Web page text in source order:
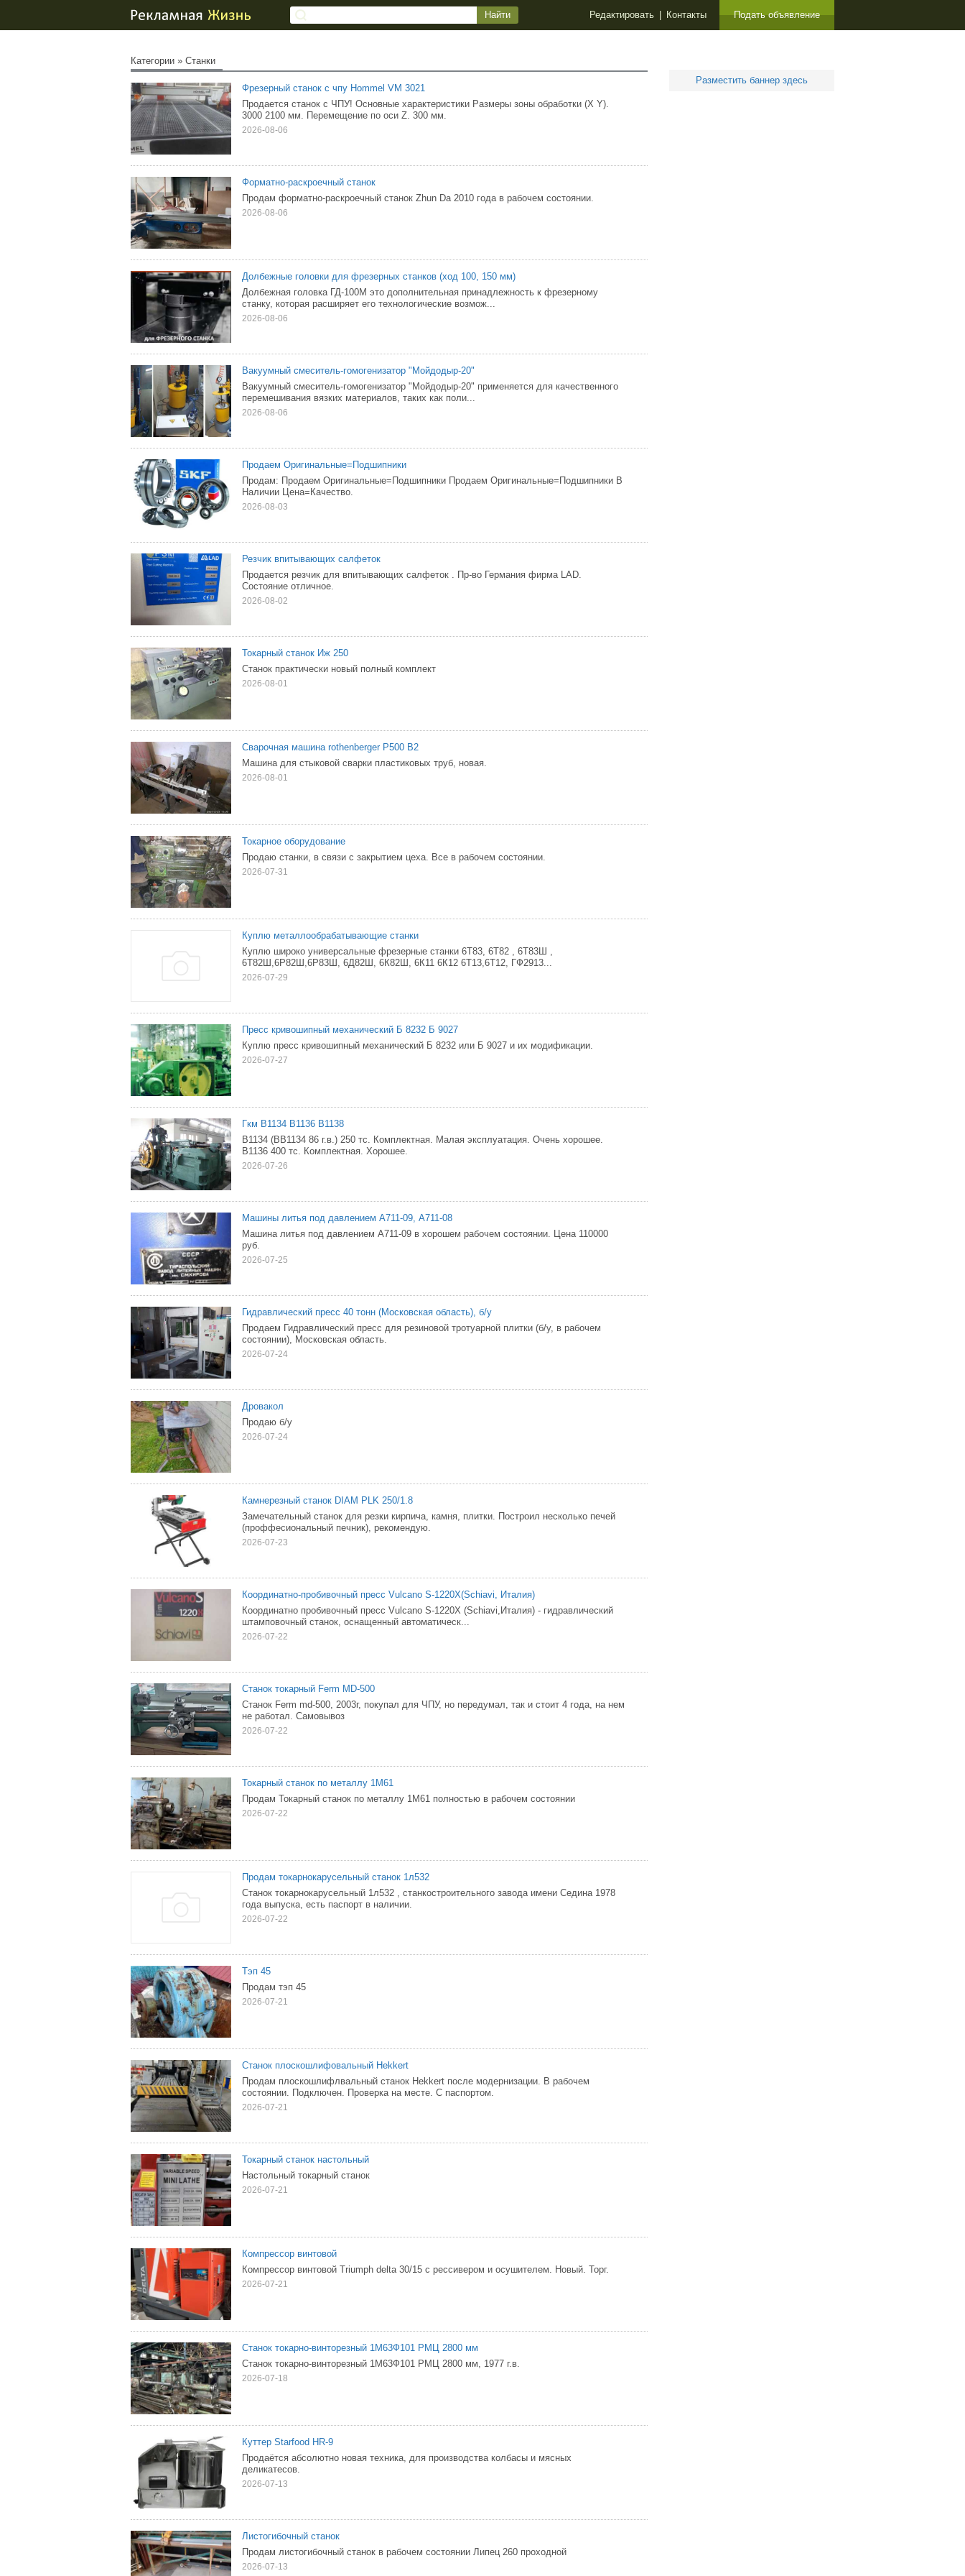
Подать объявление
Редактировать Контакты
Категории » Станки
Фрезерный станок с чпу Hommel VM 3021
Продается станок с ЧПУ! Основные характеристики Размеры зоны обработки (X Y).
3000 2100 мм. Перемещение по оси Z. 300 мм.
2026-08-06
Форматно-раскроечный станок
Продам форматно-раскроечный станок Zhun Da 2010 года в рабочем состоянии.
2026-08-06
Долбежные головки для фрезерных станков (ход 100, 150 мм)
Долбежная головка ГД-100М это дополнительная принадлежность к фрезерному
станку, которая расширяет его технологические возмож...
2026-08-06
Вакуумный смеситель-гомогенизатор "Мойдодыр-20"
Вакуумный смеситель-гомогенизатор "Мойдодыр-20" применяется для качественного
перемешивания вязких материалов, таких как поли...
2026-08-06
Продаем Оригинальные=Подшипники
Продам: Продаем Оригинальные=Подшипники Продаем Оригинальные=Подшипники В
Наличии Цена=Качество.
2026-08-03
Резчик впитывающих салфеток
Продается резчик для впитывающих салфеток . Пр-во Германия фирма LAD.
Состояние отличное.
2026-08-02
Токарный станок Иж 250
Станок практически новый полный комплект
2026-08-01
Сварочная машина rothenberger P500 B2
Машина для стыковой сварки пластиковых труб, новая.
2026-08-01
Токарное оборудование
Продаю станки, в связи с закрытием цеха. Все в рабочем состоянии.
2026-07-31
Куплю металлообрабатывающие станки
Куплю широко универсальные фрезерные станки 6Т83, 6Т82 , 6Т83Ш ,
6Т82Ш,6Р82Ш,6Р83Ш, 6Д82Ш, 6К82Ш, 6К11 6К12 6Т13,6Т12, ГФ2913...
2026-07-29
Пресс кривошипный механический Б 8232 Б 9027
Куплю пресс кривошипный механический Б 8232 или Б 9027 и их модификации.
2026-07-27
Гкм В1134 В1136 В1138
В1134 (ВВ1134 86 г.в.) 250 тс. Комплектная. Малая эксплуатация. Очень хорошее.
В1136 400 тс. Комплектная. Хорошее.
2026-07-26
Машины литья под давлением А711-09, А711-08
Машина литья под давлением А711-09 в хорошем рабочем состоянии. Цена 110000
руб.
2026-07-25
Гидравлический пресс 40 тонн (Московская область), б/у
Продаем Гидравлический пресс для резиновой тротуарной плитки (б/у, в рабочем
состоянии), Московская область.
2026-07-24
Дровакол
Продаю б/у
2026-07-24
Камнерезный станок DIAM PLK 250/1.8
Замечательный станок для резки кирпича, камня, плитки. Построил несколько печей
(проффесиональный печник), рекомендую.
2026-07-23
Координатно-пробивочный пресс Vulсano S-1220X(Schiavi, Италия)
Координатно пробивочный пресс Vulcano S-1220Х (Schiavi,Италия) - гидравлический
штамповочный станок, оснащенный автоматическ...
2026-07-22
Станок токарный Ferm MD-500
Станок Ferm md-500, 2003г, покупал для ЧПУ, но передумал, так и стоит 4 года, на нем
не работал. Самовывоз
2026-07-22
Токарный станок по металлу 1М61
Продам Токарный станок по металлу 1М61 полностью в рабочем состоянии
2026-07-22
Продам токарнокарусельный станок 1л532
Станок токарнокарусельный 1л532 , станкостроительного завода имени Седина 1978
года выпуска, есть паспорт в наличии.
2026-07-22
Тэп 45
Продам тэп 45
2026-07-21
Станок плоскошлифовальный Hekkert
Продам плоскошлифлвальный станок Hekkert после модернизации. В рабочем
состоянии. Подключен. Проверка на месте. С паспортом.
2026-07-21
Токарный станок настольный
Настольный токарный станок
2026-07-21
Компрессор винтовой
Компрессор винтовой Triumph delta 30/15 с рессивером и осушителем. Новый. Торг.
2026-07-21
Станок токарно-винторезный 1М63Ф101 РМЦ 2800 мм
Станок токарно-винторезный 1М63Ф101 РМЦ 2800 мм, 1977 г.в.
2026-07-18
Куттер Starfood HR-9
Продаётся абсолютно новая техника, для производства колбасы и мясных
деликатесов.
2026-07-13
Листогибочный станок
Продам листогибочный станок в рабочем состоянии Липец 260 проходной
2026-07-13
Разместить баннер здесь